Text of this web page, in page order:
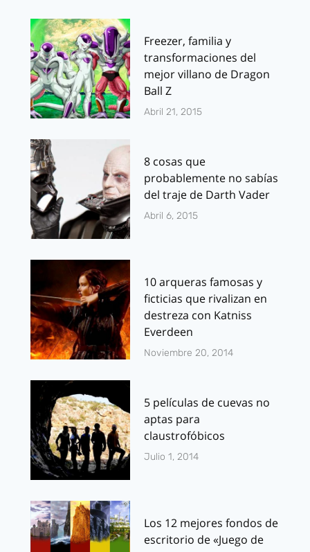
Freezer, familia y
transformaciones del
mejor villano de Dragon
Ball Z
Abril 21, 2015
8 cosas que
probablemente no sabías
del traje de Darth Vader
Abril 6, 2015
10 arqueras famosas y
ficticias que rivalizan en
destreza con Katniss
Everdeen
Noviembre 20, 2014
5 películas de cuevas no
aptas para
claustrofóbicos
Julio 1, 2014
Los 12 mejores fondos de
escritorio de «Juego de